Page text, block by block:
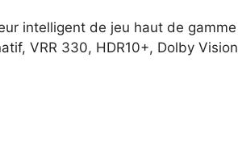
intelligent de jeu haut de gamme
VRR 330, HDR10+, Dolby Vision